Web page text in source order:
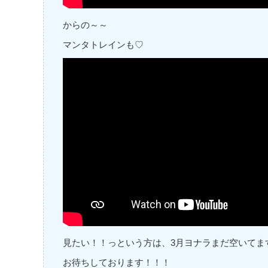
からの～～
マンタトレインも♡
見たい！！っという方は、3月ヨナラまだ空いてま
お待ちしております！！！